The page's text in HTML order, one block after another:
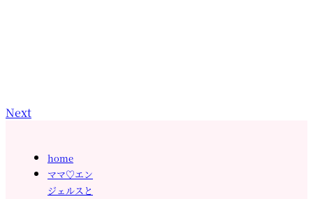
Next
home
ママ♡エン
ジェルスと